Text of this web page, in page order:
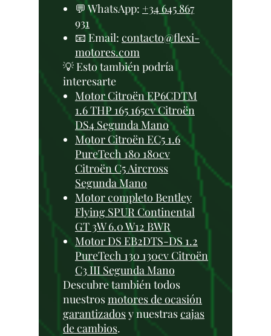
💬 WhatsApp: +34 645 867
931
📧 Email: contacto@flexi-
motores.com
💡 Esto también podría
interesarte
Motor Citroën EP6CDTM
1.6 THP 165 165cv Citroën
DS4 Segunda Mano
Motor Citroën EC5 1.6
PureTech 180 180cv
Citroën C5 Aircross
Segunda Mano
Motor completo Bentley
Flying SPUR Continental
GT 3W 6.0 W12 BWR
Motor DS EB2DTS-DS 1.2
PureTech 130 130cv Citroën
C3 III Segunda Mano
Descubre también todos
nuestrosmotores de ocasión
garantizadosy nuestrascajas
de cambios.